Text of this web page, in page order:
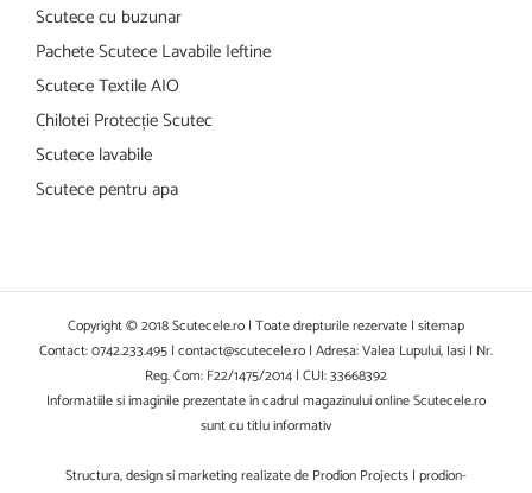
Scutece cu buzunar
Pachete Scutece Lavabile Ieftine
Scutece Textile AIO
Chilotei Protecție Scutec
Scutece lavabile
Scutece pentru apa
Copyright © 2018 Scutecele.ro | Toate drepturile rezervate | sitemap
Contact: 0742.233.495 | contact@scutecele.ro | Adresa: Valea Lupului, Iasi | Nr.
Reg. Com: F22/1475/2014 | CUI: 33668392
Informatiile si imaginile prezentate in cadrul magazinului online Scutecele.ro
sunt cu titlu informativ
Structura, design si marketing realizate de Prodion Projects | prodion-